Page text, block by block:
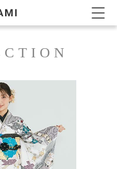
ル・振袖販売ならきもの